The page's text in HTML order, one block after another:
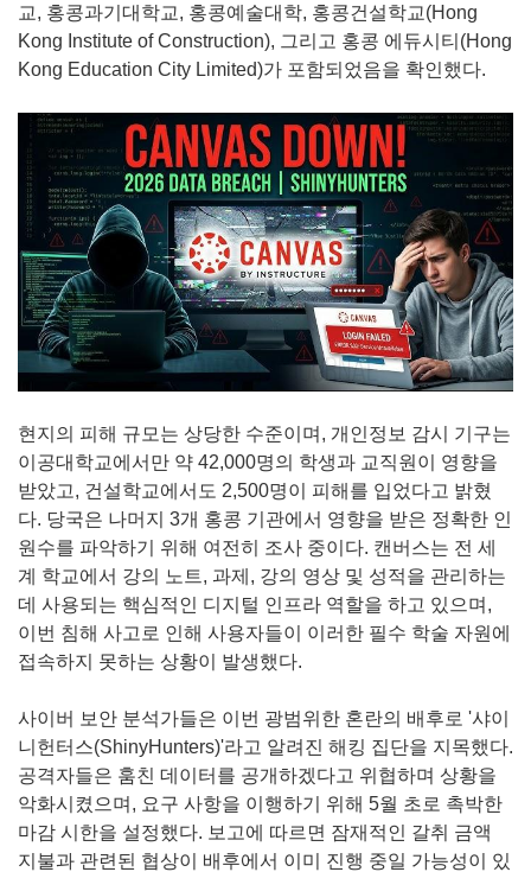
교, 홍콩과기대학교, 홍콩예술대학, 홍콩건설학교(Hong
Kong Institute of Construction), 그리고 홍콩 에듀시티(Hong
Kong Education City Limited)가 포함되었음을 확인했다.
현지의 피해 규모는 상당한 수준이며, 개인정보 감시 기구는
이공대학교에서만 약 42,000명의 학생과 교직원이 영향을
받았고, 건설학교에서도 2,500명이 피해를 입었다고 밝혔
다. 당국은 나머지 3개 홍콩 기관에서 영향을 받은 정확한 인
원수를 파악하기 위해 여전히 조사 중이다. 캔버스는 전 세
계 학교에서 강의 노트, 과제, 강의 영상 및 성적을 관리하는
데 사용되는 핵심적인 디지털 인프라 역할을 하고 있으며,
이번 침해 사고로 인해 사용자들이 이러한 필수 학술 자원에
접속하지 못하는 상황이 발생했다.
사이버 보안 분석가들은 이번 광범위한 혼란의 배후로 '샤이
니헌터스(ShinyHunters)'라고 알려진 해킹 집단을 지목했다.
공격자들은 훔친 데이터를 공개하겠다고 위협하며 상황을
악화시켰으며, 요구 사항을 이행하기 위해 5월 초로 촉박한
마감 시한을 설정했다. 보고에 따르면 잠재적인 갈취 금액
지불과 관련된 협상이 배후에서 이미 진행 중일 가능성이 있